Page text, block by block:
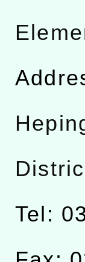
Tel: